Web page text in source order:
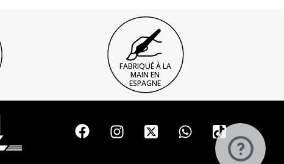
FABRIQUÉ À LA
MAIN EN
ESPAGNE